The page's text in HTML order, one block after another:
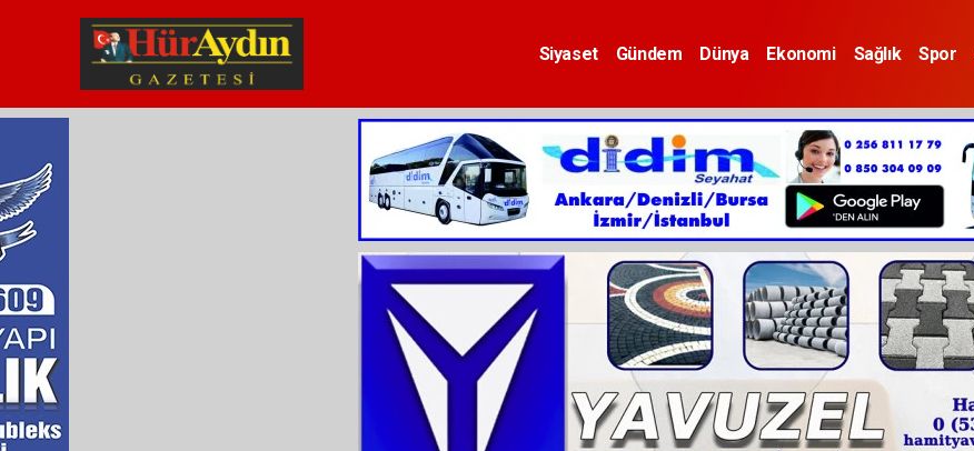
Siyaset Gündem Dünya Ekonomi Sağlık Spor